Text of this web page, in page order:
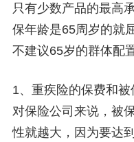
只有少数产品的最高
保年龄是65周岁的就
不建议65岁的群体配
1、重疾险的保费和被
对保险公司来说，被
性就越大，因为要达